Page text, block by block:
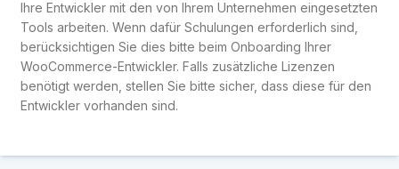
Ihre Entwickler mit den von Ihrem Unternehmen eingesetzten
Tools arbeiten. Wenn dafür Schulungen erforderlich sind,
berücksichtigen Sie dies bitte beim Onboarding Ihrer
WooCommerce-Entwickler. Falls zusätzliche Lizenzen
benötigt werden, stellen Sie bitte sicher, dass diese für den
Entwickler vorhanden sind.